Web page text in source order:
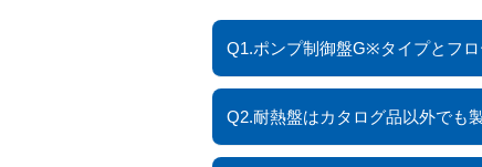
Q1.ポンプ制御盤G※タイプとフ
Q2.耐熱盤はカタログ品以外でも